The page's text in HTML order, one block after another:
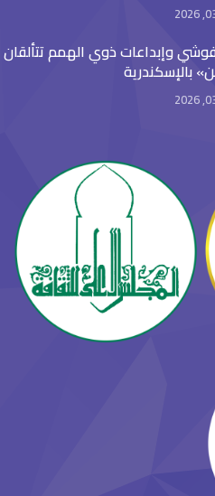
وإبداعات ذوي الهمم تتألقان
بالإسكندرية